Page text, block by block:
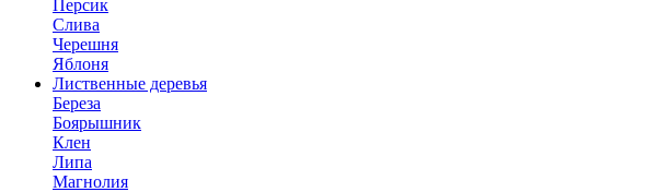
Персик
Слива
Черешня
Яблоня
Лиственные деревья
Береза
Боярышник
Клен
Липа
Магнолия